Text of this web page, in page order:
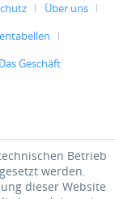
Über uns
Geschäft
Betrieb
werden.
dieser Website